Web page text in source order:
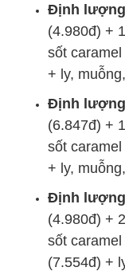
Định
(4.980đ) +
sốt
+ ly,
Định
(6.847đ) +
sốt
+ ly,
Định
(4.980đ) +
sốt
(7.554đ) +